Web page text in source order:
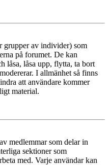
grupper av individer) som
på forumet. De kan
låsa, låsa upp, flytta, ta bort
I allmänhet så finns
att användare kommer
material.
medlemmar som delar in
sektioner som
med. Varje användar kan